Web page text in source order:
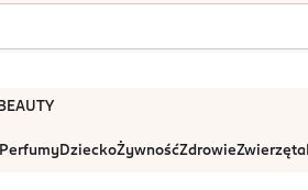
PerfumyDzieckoŻywnośćZdrowieZwierzęta